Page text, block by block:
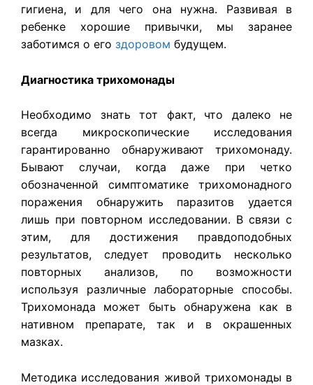
гигиена, и для чего она нужна. Развивая в
ребенке хорошие привычки, мы заранее
заботимся о его здоровом будущем.
Диагностика трихомонады
Необходимо знать тот факт, что далеко не
всегда микроскопические исследования
гарантированно обнаруживают трихомонаду.
Бывают случаи, когда даже при четко
обозначенной симптоматике трихомонадного
поражения обнаружить паразитов удается
лишь при повторном исследовании. В связи с
этим, для достижения правдоподобных
результатов, следует проводить несколько
повторных анализов, по возможности
используя различные лабораторные способы.
Трихомонада может быть обнаружена как в
нативном препарате, так и в окрашенных
мазках.
Методика исследования живой трихомонады в